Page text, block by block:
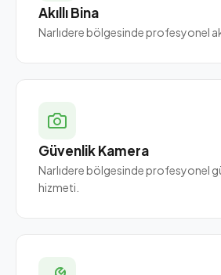
Akıllı Bina
Narlıdere bölgesinde profesyonel
Güvenlik Kamera
Narlıdere bölgesinde profesyonel
hizmeti.